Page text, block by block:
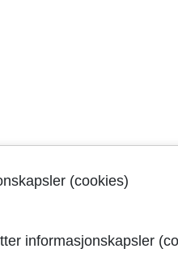
(cookies)
informasjonskapsler